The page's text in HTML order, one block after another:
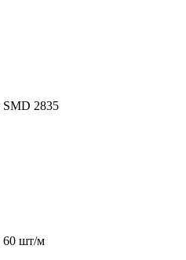
SMD 2835
60 шт/м